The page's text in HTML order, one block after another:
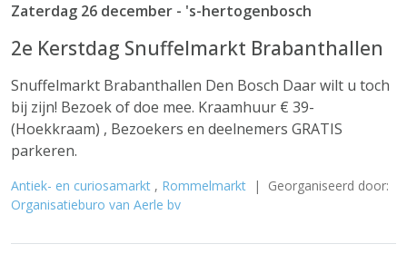
Zaterdag 26 december - 's-hertogenbosch
2e Kerstdag Snuffelmarkt Brabanthallen
Snuffelmarkt Brabanthallen Den Bosch Daar wilt u toch
bij zijn! Bezoek of doe mee. Kraamhuur € 39-
(Hoekkraam) , Bezoekers en deelnemers GRATIS
parkeren.
Antiek- en curiosamarkt , Rommelmarkt | Georganiseerd door:
Organisatieburo van Aerle bv